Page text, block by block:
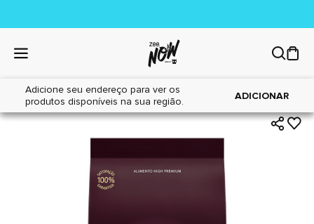
Adicione seu endereço para ver os
produtos disponíveis na sua região.
ADICIONAR
Home|Gatos|Alimentos